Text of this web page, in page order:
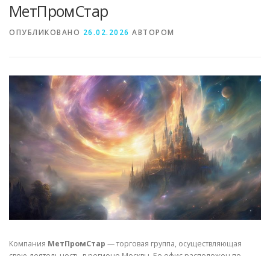
МЕТАЛЛЫ И ОКРУЖАЮЩАЯ СРЕДА
СВОЙСТВА МЕТАЛЛОВ СОРТА МЕТАЛЛОВ
МетПромСтар
ОПУБЛИКОВАНО 26.02.2026 АВТОРОМ
Компания МетПромСтар — торговая группа, осуществляющая